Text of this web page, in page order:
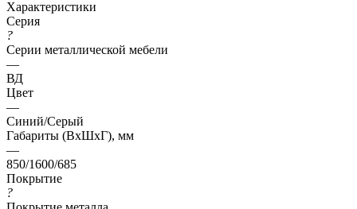
Характеристики
Серия
?
Серии металлической мебели
—
ВД
Цвет
—
Синий/Серый
Габариты (ВхШхГ), мм
—
850/1600/685
Покрытие
?